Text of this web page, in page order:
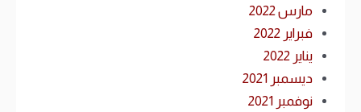
مارس 2022
فبراير 2022
يناير 2022
ديسمبر 2021
نوفمبر 2021